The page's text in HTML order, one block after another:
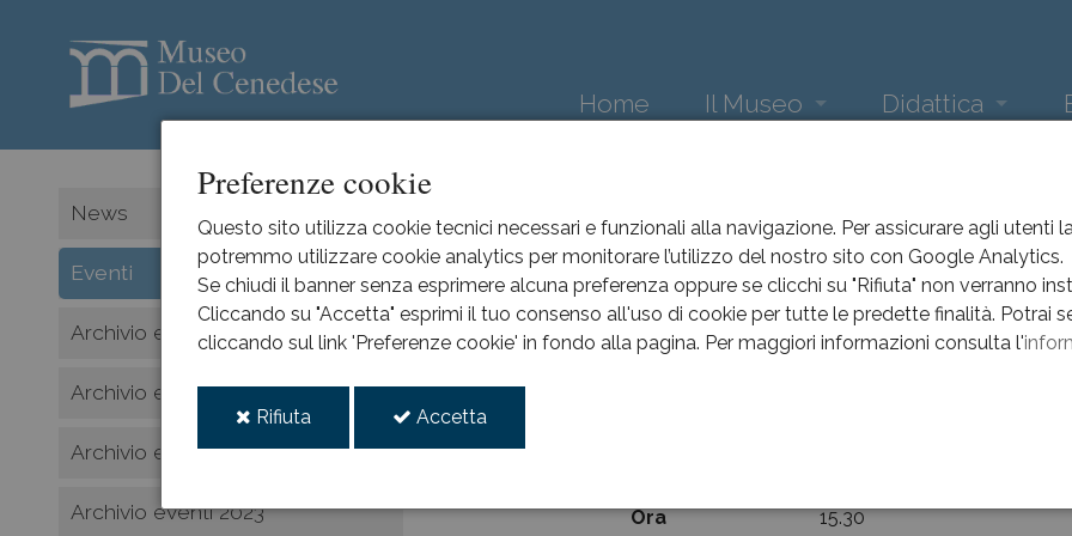
Preferenze cookie
Questo sito utilizza cookie tecnici necessari e funzionali alla navigazione. Per assicurare agli utenti
potremmo utilizzare cookie analytics per monitorare l’utilizzo del nostro sito con Google Analytics.
Se chiudi il banner senza esprimere alcuna preferenza oppure se clicchi su "Rifiuta" non verranno
Cliccando su "Accetta" esprimi il tuo consenso all'uso di cookie per tutte le predette finalità. Potrai
cliccando sul link 'Preferenze cookie' in fondo alla pagina. Per maggiori informazioni consulta l'
Rifiuta Accetta
Home Il Museo
Sala Comuzzi
Sala Pajetta
Didattica
News
Eventi
Archivio eventi 2026
Archivio eventi 2025
Archivio eventi 2024
Archivio eventi 2023
Art&Love
2023
feb
11
Visitata guidata in occasione di San
In occasione di San Valentino una visita guidata
Ora
15.30